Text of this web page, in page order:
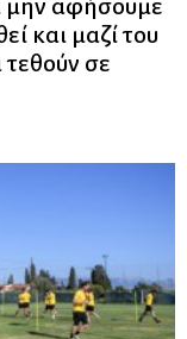
μην αφήσουμε
και μαζί του
τεθούν σε